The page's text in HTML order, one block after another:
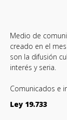
Medio de
creado en el
son la difusión
interés y seria.
Comunicados e
Ley 19.733